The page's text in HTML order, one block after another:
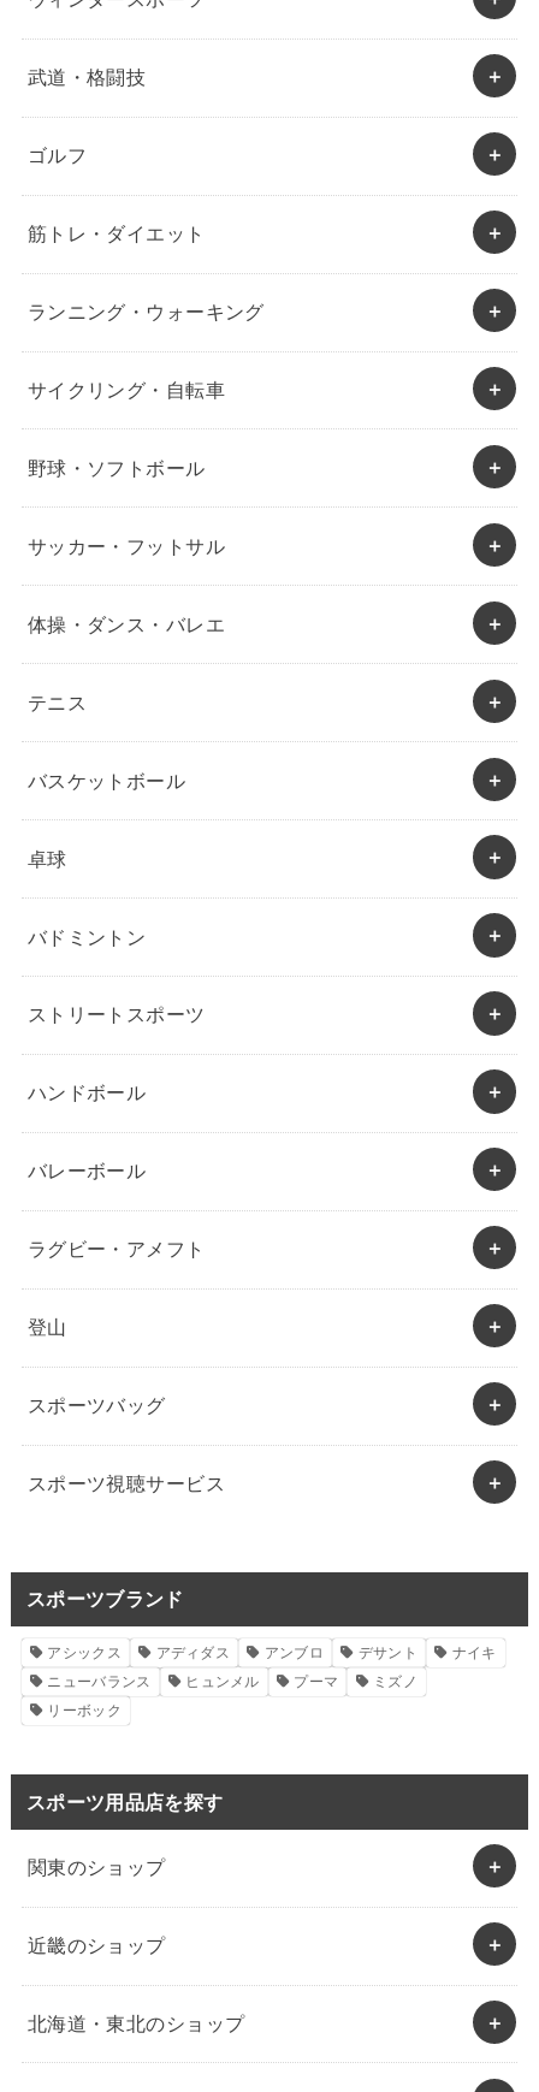
武道・格闘技
ゴルフ
筋トレ・ダイエット
ランニング・ウォーキング
サイクリング・自転車
野球・ソフトボール
サッカー・フットサル
体操・ダンス・バレエ
テニス
バスケットボール
卓球
バドミントン
ストリートスポーツ
ハンドボール
バレーボール
ラグビー・アメフト
登山
スポーツバッグ
スポーツ視聴サービス
スポーツブランド
アシックス アディダス アンブロ デサント
ナイキ
ニューバランス
ヒュンメル プーマ
ミズノ
リーボック
スポーツ用品店を探す
関東のショップ
近畿のショップ
北海道・東北のショップ